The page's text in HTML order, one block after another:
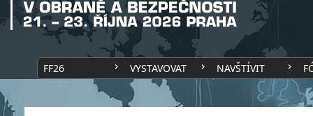
FF26 VYSTAVOVAT NAVŠTÍVIT